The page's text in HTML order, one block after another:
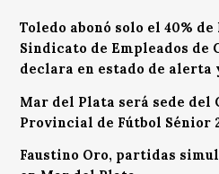
Toledo abonó solo el 40%
Sindicato de Empleados de
declara en estado de
Mar del Plata será sede del
Provincial de Fútbol Sénior
Faustino Oro, partidas